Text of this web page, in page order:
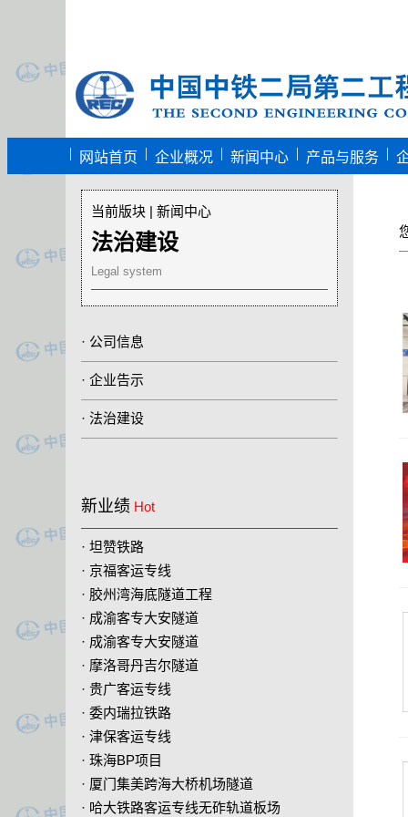
| 网站首页 | 企业概况 | 新闻中心 | 产品与服务 |
当前版块 | 新闻中心
法治建设
Legal system
· 公司信息
· 企业告示
· 法治建设
新业绩 Hot
· 坦赞铁路
· 京福客运专线
· 胶州湾海底隧道工程
· 成渝客专大安隧道
· 成渝客专大安隧道
· 摩洛哥丹吉尔隧道
· 贵广客运专线
· 委内瑞拉铁路
· 津保客运专线
· 珠海BP项目
· 厦门集美跨海大桥机场隧道
· 哈大铁路客运专线无砟轨道板场